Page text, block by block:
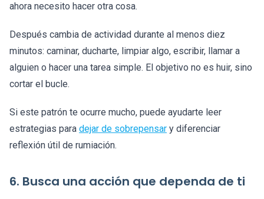
ahora necesito hacer otra cosa.
Después cambia de actividad durante al menos diez
minutos: caminar, ducharte, limpiar algo, escribir, llamar a
alguien o hacer una tarea simple. El objetivo no es huir, sino
cortar el bucle.
Si este patrón te ocurre mucho, puede ayudarte leer
estrategias para dejar de sobrepensar y diferenciar
reflexión útil de rumiación.
6. Busca una acción que dependa de ti